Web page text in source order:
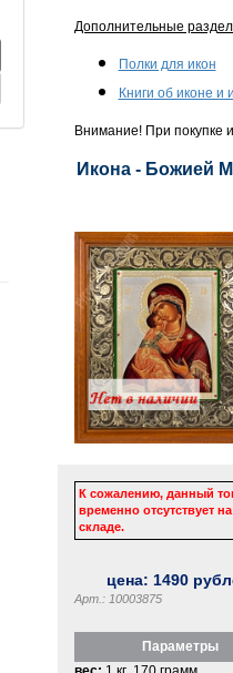
Дополнительные
Полки для икон
Книги об иконе и
Внимание! При покупке
Икона - Божией
К сожалению, данный
временно отсутствует на
складе.
цена: 1490
Арт.: 10003875
Параметры